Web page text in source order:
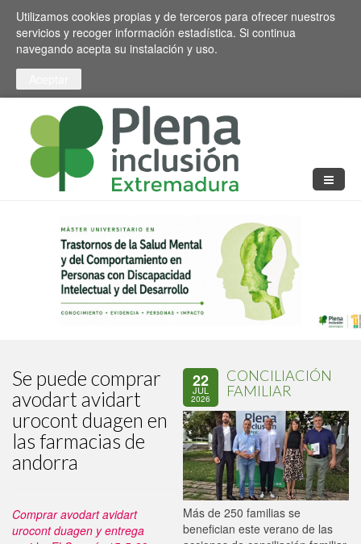
Pasar al contenido principal
Toggle high contrast
Utilizamos cookies propias y de terceros para ofrecer nuestros
servicios y recoger información estadística. Si continua
navegando acepta su instalación y uso.
Se puede comprar
avodart avidart
urocont duagen en
las farmacias de
andorra
Comprar avodart avidart
urocont duagen y entrega
22
JUL
2026
CONCILIACIÓN
FAMILIAR
Más de 250 familias se
benefician este verano de las